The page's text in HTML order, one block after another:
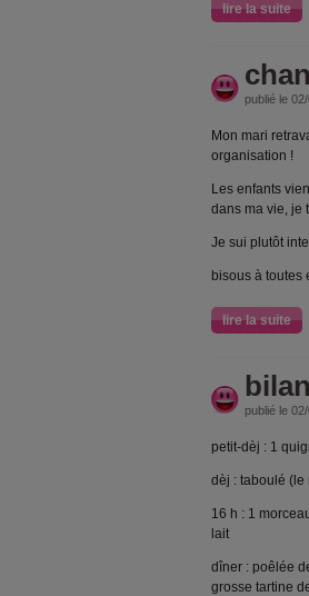
lire la suite
publié le
Mon mari
organisation !
Les enfants
dans ma vie, je
Je sui plutôt
bisous à toutes
lire la suite
publié le
petit-dèj : 1
dèj : taboulé (le
16 h : 1
lait
dîner : poêlée
grosse tartine